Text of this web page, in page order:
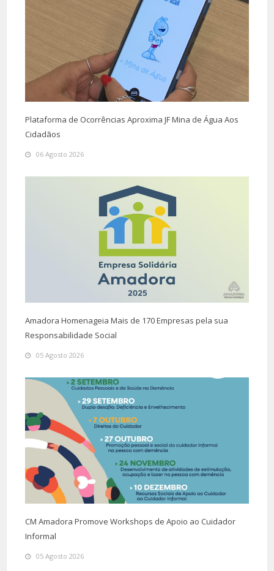
Plataforma de Ocorrências Aproxima JF Mina de Água Aos
Cidadãos
06 Agosto 2026
Amadora Homenageia Mais de 170 Empresas pela sua
Responsabilidade Social
05 Agosto 2026
CM Amadora Promove Workshops de Apoio ao Cuidador
Informal
05 Agosto 2026